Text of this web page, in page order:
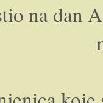
na dan